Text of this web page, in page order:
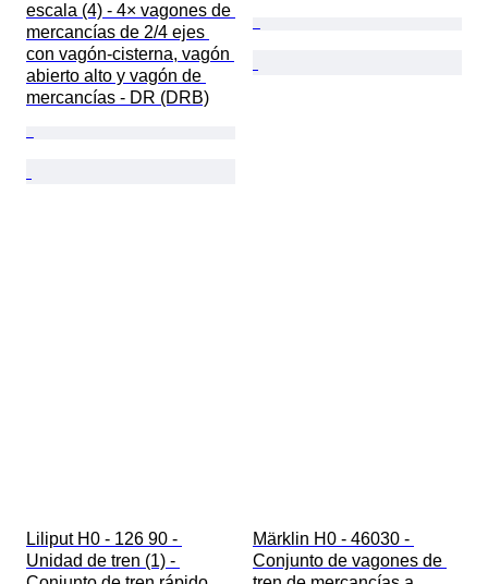
escala (4) - 4× vagones de
mercancías de 2/4 ejes
con vagón-cisterna, vagón
abierto alto y vagón de
mercancías - DR (DRB)
Liliput H0 - 126 90 -
Unidad de tren (1) -
Märklin H0 - 46030 -
Conjunto de vagones de